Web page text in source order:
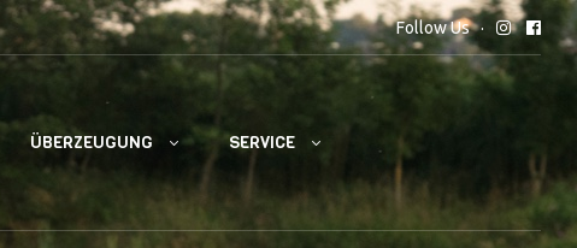
Follow Us
ÜBERZEUGUNG SERVICE